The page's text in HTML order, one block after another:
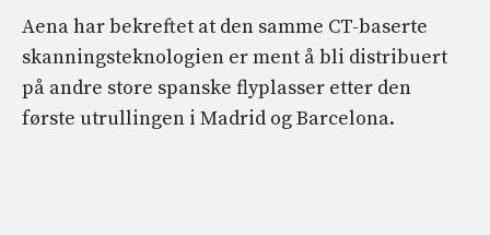
Aena har bekreftet at den samme CT-baserte
skanningsteknologien er ment å bli distribuert
på andre store spanske flyplasser etter den
første utrullingen i Madrid og Barcelona.